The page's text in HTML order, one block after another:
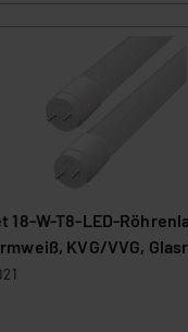
18-W-T8-LED-
KVG/VVG,